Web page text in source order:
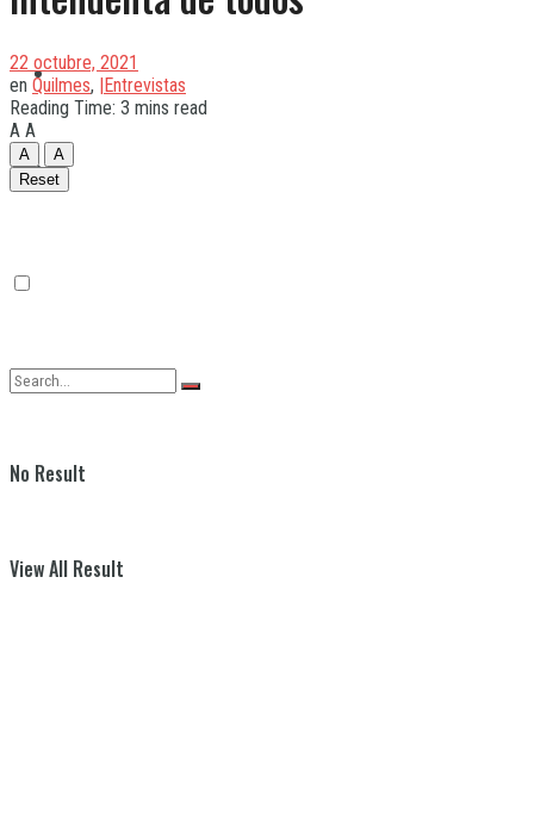
Quilmes
Varela
No Result
View All Result
22 octubre, 2021
en Quilmes, |Entrevistas
Reading Time: 3 mins read
A A
A
A
Reset